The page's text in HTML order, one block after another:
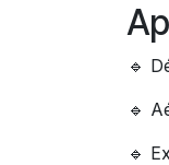
🔹
🔹
🔹